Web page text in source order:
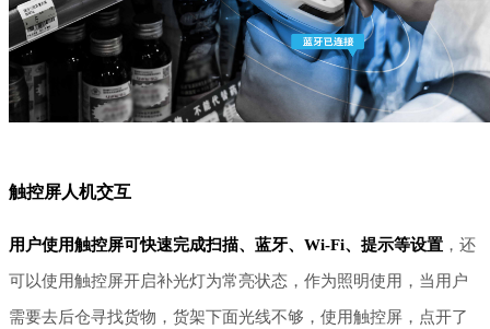
触控屏人机交互
用户使用触控屏可快速完成扫描、蓝牙、 Wi-Fi、提示等设置 ，还
可以使用触控屏开启补光灯为常亮状态，作为照明使用，当用户
需要去后仓寻找货物，货架下面光线不够，使用触控屏，点开了